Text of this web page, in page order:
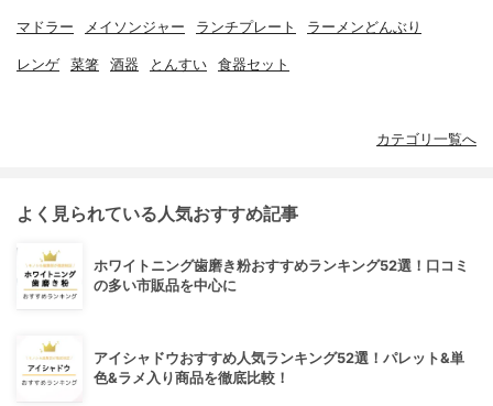
マドラー メイソンジャー ランチプレート ラーメンどんぶり
レンゲ 菜箸 酒器 とんすい 食器セット
カテゴリ一覧へ
よく見られている人気おすすめ記事
ホワイトニング歯磨き粉おすすめランキング52選！口コミ
の多い市販品を中心に
アイシャドウおすすめ人気ランキング52選！パレット&単
色&ラメ入り商品を徹底比較！